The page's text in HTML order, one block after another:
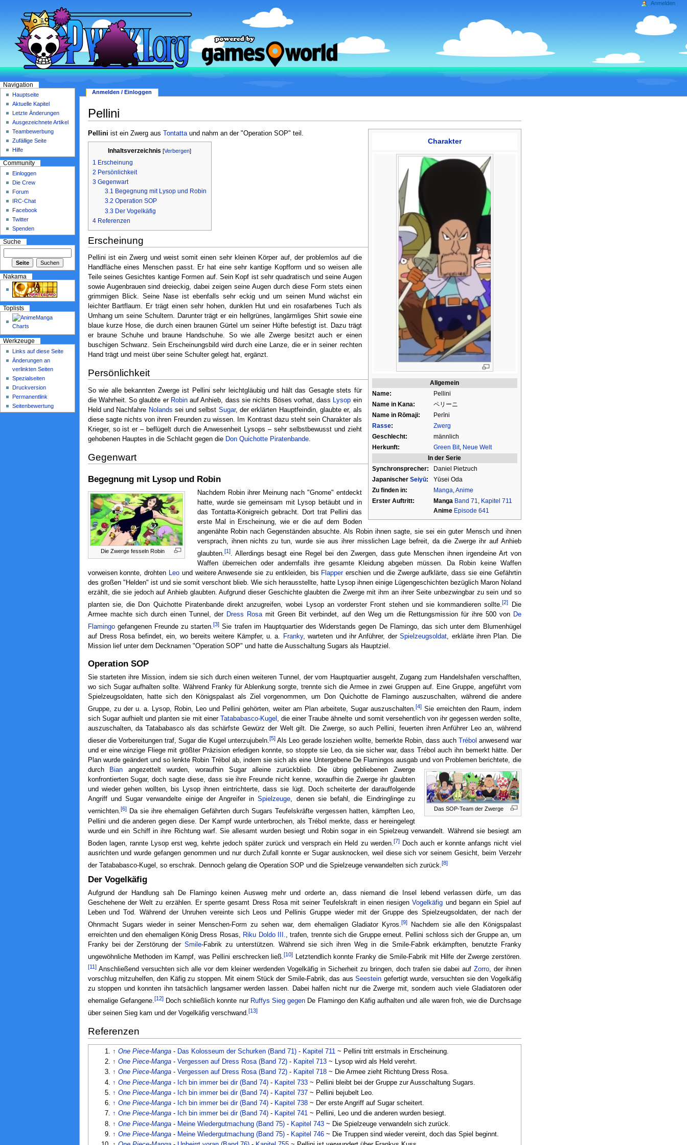
Pellini
Charakter
Allgemein
Name:
Pellini
Name in Kana:
ペリーニ
Name in Rōmaji:
Perīni
Rasse:
Zwerg
Geschlecht:
männlich
Herkunft:
Green Bit, Neue Welt
In der Serie
Synchronsprecher:
Daniel Pietzuch
Japanischer Seiyū:
Yūsei Oda
Zu finden in:
Manga Anime
Erster Auftritt:
Manga Band 71
Kapitel 711
Anime Episode 641
Pellini ist ein Zwerg aus Tontattaund nahm an der "Operation SOP" teil.
Inhaltsverzeichnis [Verbergen]
1 Erscheinung
2 Persönlichkeit
3 Gegenwart
3.1 Begegnung mit Lysop und Robin
3.2 Operation SOP
3.3 Der Vogelkäfig
4 Referenzen
Erscheinung
Pellini ist ein Zwerg und weist somit einen sehr kleinen Körper auf, der problemlos auf die
Handfläche eines Menschen passt. Er hat eine sehr kantige Kopfform und so weisen alle
Teile seines Gesichtes kantige Formen auf. Sein Kopf ist sehr quadratisch und seine Augen
sowie Augenbrauen sind dreieckig, dabei zeigen seine Augen durch diese Form stets einen
grimmigen Blick. Seine Nase ist ebenfalls sehr eckig und um seinen Mund wächst ein
leichter Bartflaum. Er trägt einen sehr hohen, dunklen Hut und ein rosafarbenes Tuch als
Umhang um seine Schultern. Darunter trägt er ein hellgrünes, langärmliges Shirt sowie eine
blaue kurze Hose, die durch einen braunen Gürtel um seiner Hüfte befestigt ist. Dazu trägt
er braune Schuhe und braune Handschuhe. So wie alle Zwerge besitzt auch er einen
buschigen Schwanz. Sein Erscheinungsbild wird durch eine Lanze, die er in seiner rechten
Hand trägt und meist über seine Schulter gelegt hat, ergänzt.
Persönlichkeit
So wie alle bekannten Zwerge ist Pellini sehr leichtgläubig und hält das Gesagte stets für
die Wahrheit. So glaubte er Robinauf Anhieb, dass sie nichts Böses vorhat, dass Lysop ein
Held und Nachfahre Nolands sei und selbst Sugar, der erklärten Hauptfeindin, glaubte er, als
diese sagte nichts von ihren Freunden zu wissen. Im Kontrast dazu steht sein Charakter als
Krieger, so ist er – beflügelt durch die Anwesenheit Lysops – sehr selbstbewusst und zieht
gehobenen Hauptes in die Schlacht gegen die Don Quichotte Piratenbande.
Gegenwart
Begegnung mit Lysop und Robin
Die Zwerge fesseln Robin
Nachdem Robin ihrer Meinung nach "Gnome" entdeckt
hatte, wurde sie gemeinsam mit Lysop betäubt und in
das Tontatta-Königreich gebracht. Dort trat Pellini das
erste Mal in Erscheinung, wie er die auf dem Boden
angenähte Robin nach Gegenständen absuchte. Als Robin ihnen sagte, sie sei ein guter Mensch und ihnen
versprach, ihnen nichts zu tun, wurde sie aus ihrer misslichen Lage befreit, da die Zwerge ihr auf Anhieb
glaubten.[1]. Allerdings besagt eine Regel bei den Zwergen, dass gute Menschen ihnen irgendeine Art von
Waffen überreichen oder andernfalls ihre gesamte Kleidung abgeben müssen. Da Robin keine Waffen
vorweisen konnte, drohten Leo und weitere Anwesende sie zu entkleiden, bis Flappererschien und die Zwerge aufklärte, dass sie eine Gefährtin
des großen "Helden" ist und sie somit verschont blieb. Wie sich herausstellte, hatte Lysop ihnen einige Lügengeschichten bezüglich Maron Noland
erzählt, die sie jedoch auf Anhieb glaubten. Aufgrund dieser Geschichte glaubten die Zwerge mit ihm an ihrer Seite unbezwingbar zu sein und so
planten sie, die Don Quichotte Piratenbande direkt anzugreifen, wobei Lysop an vorderster Front stehen und sie kommandieren sollte.[2]
Die
Armee machte sich durch einen Tunnel, der Dress Rosamit Green Bit verbindet, auf den Weg um die Rettungsmission für ihre 500 von De
Flamingogefangenen Freunde zu starten.[3] Sie trafen im Hauptquartier des Widerstands gegen De Flamingo, das sich unter dem Blumenhügel
auf Dress Rosa befindet, ein, wo bereits weitere Kämpfer, u. a.
Franky, warteten und ihr Anführer, derSpielzeugsoldat, erklärte ihren Plan. Die
Mission lief unter dem Decknamen "Operation SOP" und hatte die Ausschaltung Sugars als Hauptziel.
Operation SOP
Sie starteten ihre Mission, indem sie sich durch einen weiteren Tunnel, der vom Hauptquartier ausgeht, Zugang zum Handelshafen verschafften,
wo sich Sugar aufhalten sollte. Während Franky für Ablenkung sorgte, trennte sich die Armee in zwei Gruppen auf. Eine Gruppe, angeführt vom
Spielzeugsoldaten, hatte sich den Königspalast als Ziel vorgenommen, um Don Quichotte de Flamingo auszuschalten, während die andere
Gruppe, zu der u. a. Lysop, Robin, Leo und Pellini gehörten, weiter am Plan arbeitete, Sugar auszuschalten.[4]Sie erreichten den Raum, indem
sich Sugar aufhielt und planten sie mit einer
Tatababasco-Kugel , die einer Traube ähnelte und somit versehentlich von ihr gegessen werden sollte,
auszuschalten, da Tatababasco als das schärfste Gewürz der Welt gilt. Die Zwerge, so auch Pellini, feuerten ihren Anführer Leo an, während
dieser die Vorbereitungen traf, Sugar die Kugel unterzujubeln.[5]Als Leo gerade losziehen wollte, bemerkte Robin, dass auch Trébol anwesend war
und er eine winzige Fliege mit größter Präzision erledigen konnte, so stoppte sie Leo, da sie sicher war, dass Trébol auch ihn bemerkt hätte. Der
Plan wurde geändert und so lenkte Robin Trébol ab, indem sie sich als eine Untergebene De Flamingos ausgab und von Problemen berichtete, die
durch
Bian angezettelt wurden, woraufhin Sugar alleine zurückblieb.
Das SOP-Team der Zwerge
Die übrig gebliebenen Zwerge
konfrontierten Sugar, doch sagte diese, dass sie ihre Freunde nicht kenne, woraufhin die Zwerge ihr glaubten
und wieder gehen wollten, bis Lysop ihnen eintrichterte, dass sie lügt. Doch scheiterte der darauffolgende
Angriff und Sugar verwandelte einige der Angreifer inSpielzeuge, denen sie befahl, die Eindringlinge zu
vernichten.[6]Da sie ihre ehemaligen Gefährten durch Sugars Teufelskräfte vergessen hatten, kämpften Leo,
Pellini und die anderen gegen diese. Der Kampf wurde unterbrochen, als Trébol merkte, dass er hereingelegt
wurde und ein Schiff in ihre Richtung warf. Sie allesamt wurden besiegt und Robin sogar in ein Spielzeug verwandelt. Während sie besiegt am
Boden lagen, rannte Lysop erst weg, kehrte jedoch später zurück und versprach ein Held zu werden.[7]Doch auch er konnte anfangs nicht viel
ausrichten und wurde gefangen genommen und nur durch Zufall konnte er Sugar ausknocken, weil diese sich vor seinem Gesicht, beim Verzehr
der Tatababasco-Kugel, so erschrak. Dennoch gelang die Operation SOP und die Spielzeuge verwandelten sich zurück.[8]
Der Vogelkäfig
Aufgrund der Handlung sah De Flamingo keinen Ausweg mehr und orderte an, dass niemand die Insel lebend verlassen dürfe, um das
Geschehene der Welt zu erzählen. Er sperrte gesamt Dress Rosa mit seiner Teufelskraft in einen riesigenVogelkäfig und begann ein Spiel auf
Leben und Tod. Während der Unruhen vereinte sich Leos und Pellinis Gruppe wieder mit der Gruppe des Spielzeugsoldaten, der nach der
Ohnmacht Sugars wieder in seiner Menschen-Form zu sehen war, dem ehemaligen Gladiator Kyros.[9]Nachdem sie alle den Königspalast
erreichten und den ehemaligen König Dress Rosas,
Riku Doldo III.
, trafen, trennte sich die Gruppe erneut. Pellini schloss sich der Gruppe an, um
Franky bei der Zerstörung derSmile-Fabrik zu unterstützen. Während sie sich ihren Weg in die Smile-Fabrik erkämpften, benutzte Franky
ungewöhnliche Methoden im Kampf, was Pellini erschrecken ließ.[10] Letztendlich konnte Franky die Smile-Fabrik mit Hilfe der Zwerge zerstören.
[11]Anschließend versuchten sich alle vor dem kleiner werdenden Vogelkäfig in Sicherheit zu bringen, doch trafen sie dabei auf Zorro, der ihnen
vorschlug mitzuhelfen, den Käfig zu stoppen. Mit einem Stück der Smile-Fabrik, das ausSeestein gefertigt wurde, versuchten sie den Vogelkäfig
zu stoppen und konnten ihn tatsächlich langsamer werden lassen. Dabei halfen nicht nur die Zwerge mit, sondern auch viele Gladiatoren oder
ehemalige Gefangene.[12]Doch schließlich konnte nur Ruffys Sieg gegen De Flamingo den Käfig aufhalten und alle waren froh, wie die Durchsage
über seinen Sieg kam und der Vogelkäfig verschwand.[13]
Referenzen
↑ One Piece-Manga- Das Kolosseum der Schurken (Band 71)- Kapitel 711~ Pellini tritt erstmals in Erscheinung.
↑ One Piece-Manga- Vergessen auf Dress Rosa (Band 72)- Kapitel 713~ Lysop wird als Held verehrt.
↑ One Piece-Manga- Vergessen auf Dress Rosa (Band 72)- Kapitel 718~ Die Armee zieht Richtung Dress Rosa.
↑ One Piece-Manga- Ich bin immer bei dir (Band 74)- Kapitel 733~ Pellini bleibt bei der Gruppe zur Ausschaltung Sugars.
↑ One Piece-Manga- Ich bin immer bei dir (Band 74)- Kapitel 737~ Pellini bejubelt Leo.
↑ One Piece-Manga- Ich bin immer bei dir (Band 74)- Kapitel 738~ Der erste Angriff auf Sugar scheitert.
↑ One Piece-Manga- Ich bin immer bei dir (Band 74)- Kapitel 741~ Pellini, Leo und die anderen wurden besiegt.
↑ One Piece-Manga- Meine Wiedergutmachung (Band 75)- Kapitel 743~ Die Spielzeuge verwandeln sich zurück.
↑ One Piece-Manga- Meine Wiedergutmachung (Band 75)- Kapitel 746~ Die Truppen sind wieder vereint, doch das Spiel beginnt.
Anmelden / Einloggen
Anmelden
Navigation
Hauptseite
Aktuelle Kapitel
Letzte Änderungen
Ausgezeichnete Artikel
Teambewerbung
Zufällige Seite
Hilfe
Community
Einloggen
Die Crew
Forum
IRC-Chat
Facebook
Twitter
Spenden
Suche
Nakama
Toplists
Werkzeuge
Links auf diese Seite
Änderungen an
verlinkten Seiten
Spezialseiten
Druckversion
Permanentlink
Seitenbewertung